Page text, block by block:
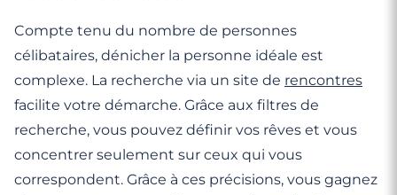
Compte tenu du nombre de personnes
célibataires, dénicher la personne idéale est
complexe. La recherche via un site de rencontres
facilite votre démarche. Grâce aux filtres de
recherche, vous pouvez définir vos rêves et vous
concentrer seulement sur ceux qui vous
correspondent. Grâce à ces précisions, vous gagnez